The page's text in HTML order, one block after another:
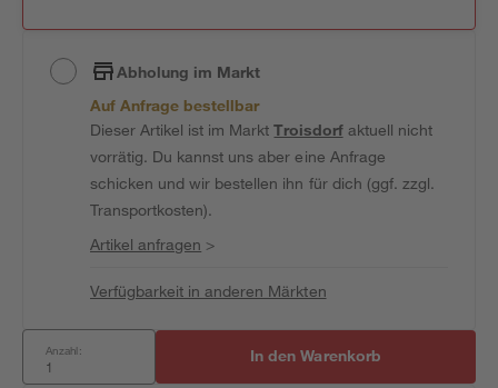
Abholung im Markt
Auf Anfrage bestellbar
Dieser Artikel ist im MarktTroisdorfaktuell nicht
vorrätig. Du kannst uns aber eine Anfrage
schicken und wir bestellen ihn für dich (ggf. zzgl.
Transportkosten).
Artikel anfragen >
Verfügbarkeit in anderen Märkten
Anzahl: In den Warenkorb